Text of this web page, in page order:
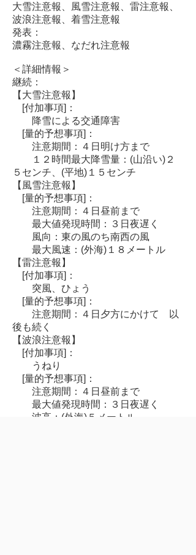
大雪注意報、風雪注意報、雷注意報、
波浪注意報、着雪注意報
発表：
濃霧注意報、なだれ注意報
＜詳細情報＞
継続：
【大雪注意報】
[付加事項]：
降雪による交通障害
[量的予想事項]：
注意期間：４日明け方まで
１２時間最大降雪量：(山沿い)２
５センチ、(平地)１５センチ
【風雪注意報】
[量的予想事項]：
注意期間：４日昼前まで
最大値発現時間：３日夜遅く
風向：東の風のち南西の風
最大風速：(外海)１８メートル
【雷注意報】
[付加事項]：
突風、ひょう
[量的予想事項]：
注意期間：４日夕方にかけて 以
後も続く
【波浪注意報】
[付加事項]：
うねり
[量的予想事項]：
注意期間：４日昼前まで
最大値発現時間：３日夜遅く
波高：(外海)５メートル